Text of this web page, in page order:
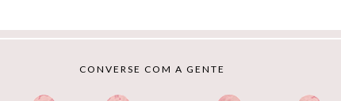
CONVERSE COM A GENTE